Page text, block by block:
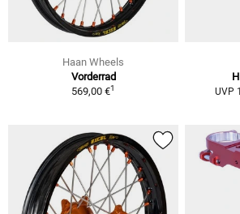
Haan Wheels
Vorderrad
569,00 €1 UVP